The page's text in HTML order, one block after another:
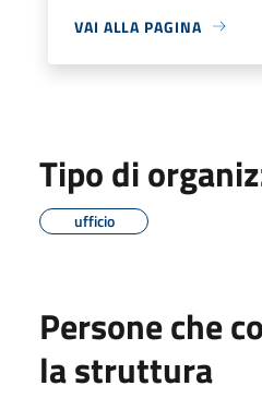
VAI ALLA PAGINA
Tipo di
ufficio
Persone che
la struttura